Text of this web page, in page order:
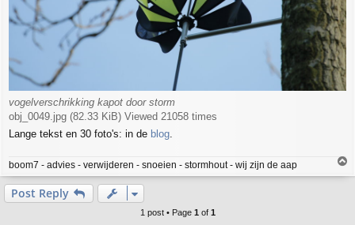
vogelverschrikking kapot door storm
obj_0049.jpg (82.33 KiB) Viewed 21058 times
Lange tekst en 30 foto's: in de blog.
boom7 - advies - verwijderen - snoeien - stormhout - wij zijn de aap
o
Post Reply
1 post • Page 1of 1